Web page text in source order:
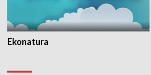
Ekonatura